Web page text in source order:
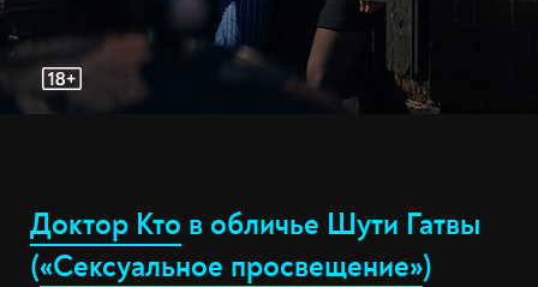
Доктор Кто в обличье Шути Гатвы
(«Сексуальное просвещение»)